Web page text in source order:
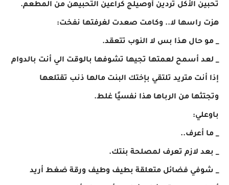
تحبين الأكل تردين أوصيلج كراعين التحبيهن من المطعم.
هزت راسها لا.. وكامت صعدت لغرفتها نفخت:
_ مو حال هذا بس لا النوب تتعقد.
_ لعد أسمح لعمتها تجيها تشوفها بالوقت الي أنت بالدوام
إذا أنت متريد تلتقي بإختك البنت مالها ذنب تقتلعها
وتجتثها من الرباها هذا نفسيًا غلط.
باوعلي:
_ ما أعرف..
_ بعد لازم تعرف لمصلحة بنتك.
_ شوفي فضائل متعلقة بطيف وطيف ورقة ضغط أريد